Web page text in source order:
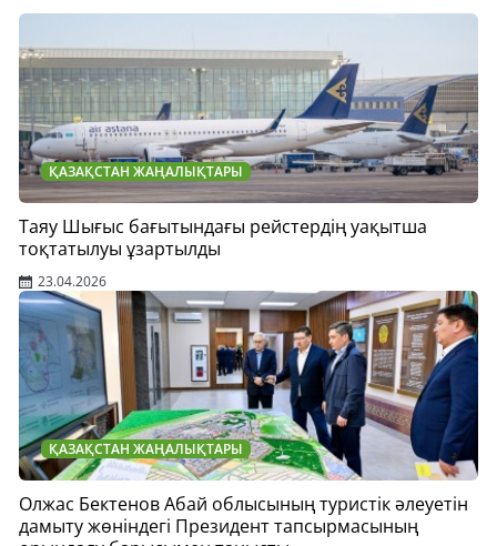
ҚАЗАҚСТАН ЖАҢАЛЫҚТАРЫ
Таяу Шығыс бағытындағы рейстердің уақытша
тоқтатылуы ұзартылды
23.04.2026
ҚАЗАҚСТАН ЖАҢАЛЫҚТАРЫ
Олжас Бектенов Абай облысының туристік әлеуетін
дамыту жөніндегі Президент тапсырмасының